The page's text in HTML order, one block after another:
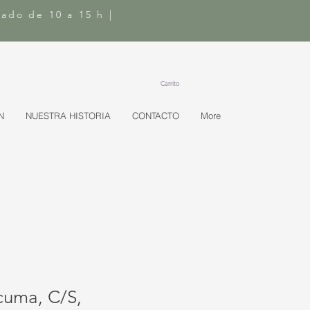
de 10 a 15 h |
NUESTRA HISTORIA CONTACTO More
Carrito
C/S,